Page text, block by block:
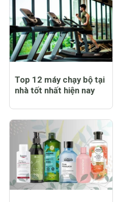
Top 12 máy chạy bộ tại
nhà tốt nhất hiện nay